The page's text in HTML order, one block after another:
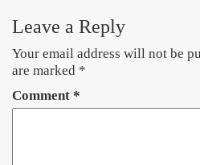
Leave a Reply
Your email address will not be
are marked *
Comment *